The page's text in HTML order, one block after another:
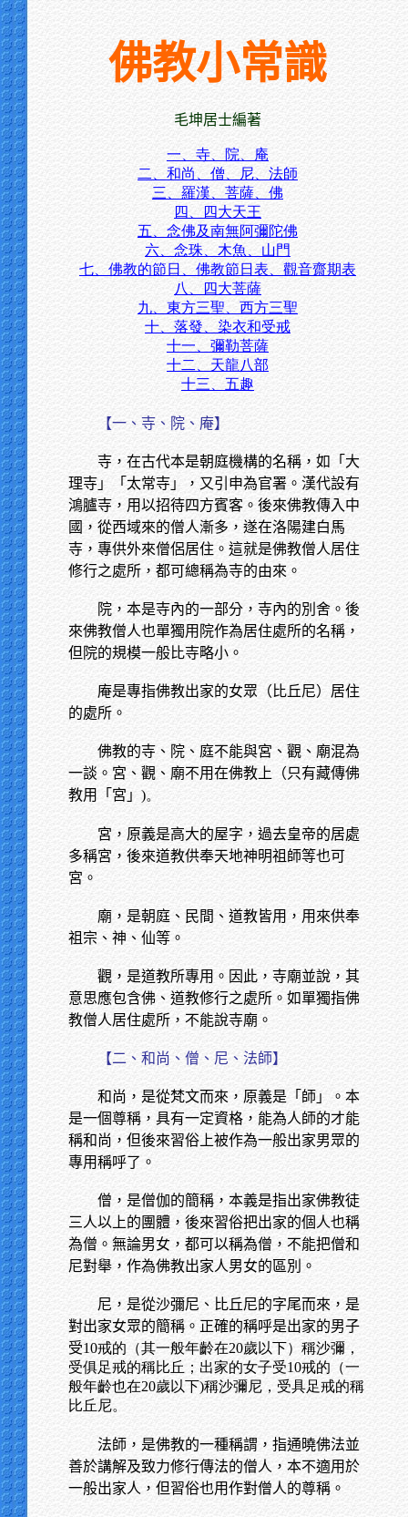
佛教小常識
毛坤居士編著
一、寺、院、庵
二、和尚、僧、尼、法師
三、羅漢、菩薩、佛
四、四大天王
五、念佛及南無阿彌陀佛
六、念珠、木魚、山門
七、佛教的節日、佛教節日表、觀音齋期表
八、四大菩薩
九、東方三聖、西方三聖
十、落發、染衣和受戒
十一、彌勒菩薩
十二、天龍八部
十三、五趣
【一、寺、院、庵】
寺，在古代本是朝庭機構的名稱，如「大
理寺」「太常寺」，又引申為官署。漢代設有
鴻臚寺，用以招待四方賓客。後來佛教傳入中
國，從西域來的僧人漸多，遂在洛陽建白馬
寺，專供外來僧侶居住。這就是佛教僧人居住
修行之處所，都可總稱為寺的由來。
院，本是寺內的一部分，寺內的別舍。後
來佛教僧人也單獨用院作為居住處所的名稱，
但院的規模一般比寺略小。
庵是專指佛教出家的女眾（比丘尼）居住
的處所。
佛教的寺、院、庭不能與宮、觀、廟混為
一談。宮、觀、廟不用在佛教上（只有藏傳佛
教用「宮」 )。
宮，原義是高大的屋字，過去皇帝的居處
多稱宮，後來道教供奉天地神明祖師等也可
宮。
廟，是朝庭、民間、道教皆用，用來供奉
祖宗、神、仙等。
觀，是道教所專用。因此，寺廟並說，其
意思應包含佛、道教修行之處所。如單獨指佛
教僧人居住處所，不能說寺廟。
【二、和尚、僧、尼、法師】
和尚，是從梵文而來，原義是「師」。本
是一個尊稱，具有一定資格，能為人師的才能
稱和尚，但後來習俗上被作為一般出家男眾的
專用稱呼了。
僧，是僧伽的簡稱，本義是指出家佛教徒
三人以上的團體，後來習俗把出家的個人也稱
為僧。無論男女，都可以稱為僧，不能把僧和
尼對舉，作為佛教出家人男女的區別。
尼，是從沙彌尼、比丘尼的字尾而來，是
對出家女眾的簡稱。正確的稱呼是出家的男子
受10戒的（其一般年齡在20歲以下）稱沙彌，
受俱足戒的稱比丘；出家的女子受10戒的（一
般年齡也在20歲以下)稱沙彌尼，受具足戒的稱
比丘尼。
法師，是佛教的一種稱謂，指通曉佛法並
善於講解及致力修行傳法的僧人，本不適用於
一般出家人，但習俗也用作對僧人的尊稱。